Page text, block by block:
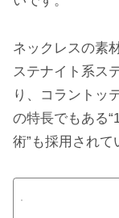
ネックレスの素
ステナイト系ス
り、コラントッ
の特長でもある
術”も採用されて